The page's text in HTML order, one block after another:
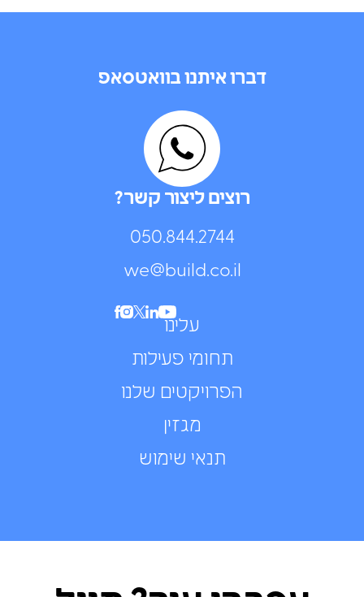
עלינו
תחומי פעילות
הפרויקטים שלנו
מגזין
תנאי שימוש
דברו איתנו בוואטסאפ
רוצים ליצור קשר?
050.844.2744⁩
we@build.co.il